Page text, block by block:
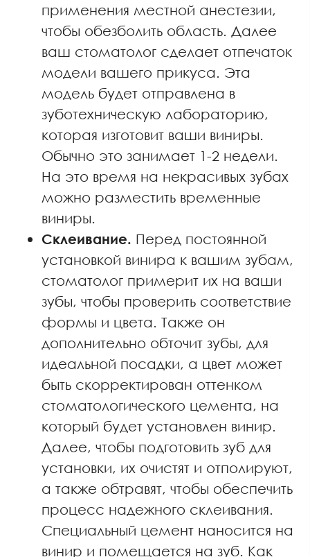
применения местной анестезии,
чтобы обезболить область. Далее
ваш стоматолог сделает отпечаток
модели вашего прикуса. Эта
модель будет отправлена в
зуботехническую лабораторию,
которая изготовит ваши виниры.
Обычно это занимает 1-2 недели.
На это время на некрасивых зубах
можно разместить временные
виниры.
Склеивание. Перед постоянной
установкой винира к вашим зубам,
стоматолог примерит их на ваши
зубы, чтобы проверить соответствие
формы и цвета. Также он
дополнительно обточит зубы, для
идеальной посадки, а цвет может
быть скорректирован оттенком
стоматологического цемента, на
который будет установлен винир.
Далее, чтобы подготовить зуб для
установки, их очистят и отполируют,
а также обтравят, чтобы обеспечить
процесс надежного склеивания.
Специальный цемент наносится на
винир и помещается на зуб. Как